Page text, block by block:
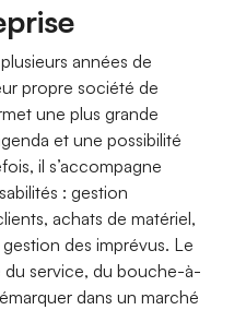
années de
propre société de
une plus grande
et une possibilité
il s’accompagne
: gestion
achats de matériel,
des imprévus. Le
du service, du bouche-à-
dans un marché